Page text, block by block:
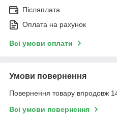
Післяплата
Оплата на рахунок
Всі умови оплати
Умови повернення
Повернення товару впродовж
Всі умови повернення